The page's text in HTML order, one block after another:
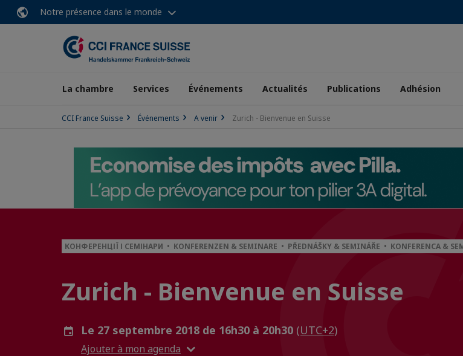
Notre présence dans le monde
La chambre Services Événements Actualités Publications Adhésion
CCI France Suisse Événements A venir Zurich - Bienvenue en Suisse
КОНФЕРЕНЦІЇ І СЕМІНАРИ • KONFERENZEN & SEMINARE • PŘEDNÁŠKY & SEMINÁŘE • KONFERENCA &
Zurich - Bienvenue en Suisse
Le 27 septembre 2018 de 16h30 à 20h30 (UTC+2)
Ajouter à mon agenda